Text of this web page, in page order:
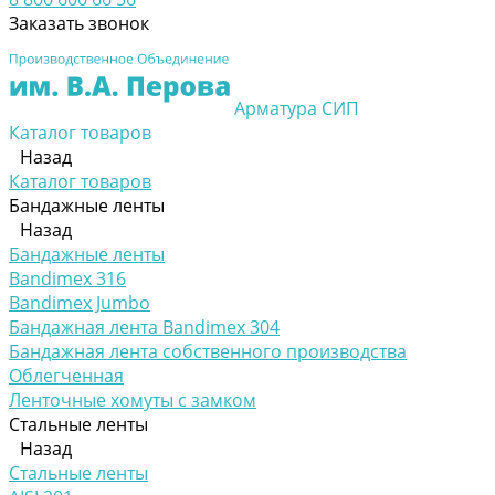
Заказать звонок
Арматура СИП
Каталог товаров
Назад
Каталог товаров
Бандажные ленты
Назад
Бандажные ленты
Bandimex 316
Bandimex Jumbo
Бандажная лента Bandimex 304
Бандажная лента собственного производства
Облегченная
Ленточные хомуты с замком
Стальные ленты
Назад
Стальные ленты